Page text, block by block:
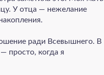
У отца — нежелание
ради Всевышнего. В
просто, когда я